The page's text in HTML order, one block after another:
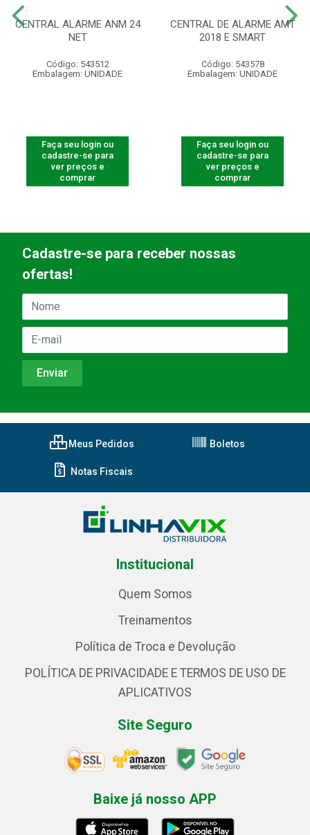
CENTRAL ALARME ANM 24
NET
Código: 543512
Embalagem: UNIDADE
Faça seu login ou
cadastre-se para
ver preços e
comprar
CENTRAL DE ALARME AMT
2018 E SMART
Código: 543578
Embalagem: UNIDADE
Faça seu login ou
cadastre-se para
ver preços e
comprar
Cadastre-se para receber nossas
ofertas!
Meus Pedidos Boletos
Notas Fiscais
Institucional
Quem Somos
Treinamentos
Política de Troca e Devolução
POLÍTICA DE PRIVACIDADE E TERMOS DE USO DE
APLICATIVOS
Site Seguro
Baixe já nosso APP